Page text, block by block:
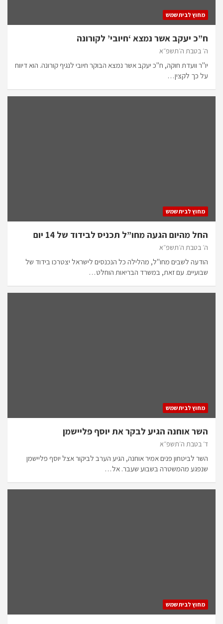
מחוץ לבית שמש
ח”כ יעקב אשר נמצא ‘חיובי’ לקורונה
ה׳ בטבת ה׳תשפ״א
יו"ר וועדת חוקה, ח"כ יעקב אשר נמצא הבוקר חיובי לנגיף קורונה. הוא דיווח
על כך לקצין…
מחוץ לבית שמש
החל מהיום הגעה מחו”ל תכניס לבידוד של 14 יום
ה׳ בטבת ה׳תשפ״א
הודעה לשבים מחו"ל, מהלילה כל הנכנסים לישראל יצטרכו בידוד של
שבועיים. עם זאת, במשרד הבריאות הוחלט…
מחוץ לבית שמש
השר אוחנה הגיע לבקר את יוסף פליישמן
ד׳ בטבת ה׳תשפ״א
השר לביטחון פנים אמיר אוחנה, הגיע הערב לביקור אצל יוסף פליישמן
שנפגע מהמשטרה בשבוע שעבר. אל…
מחוץ לבית שמש